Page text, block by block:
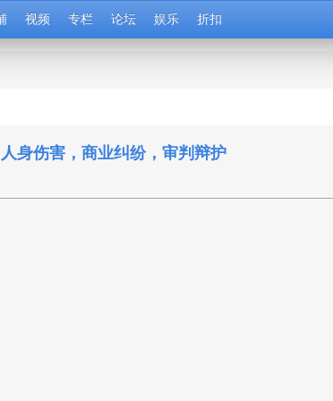
视频 专栏 论坛 娱乐 折扣
身伤害，商业纠纷，审判辩护